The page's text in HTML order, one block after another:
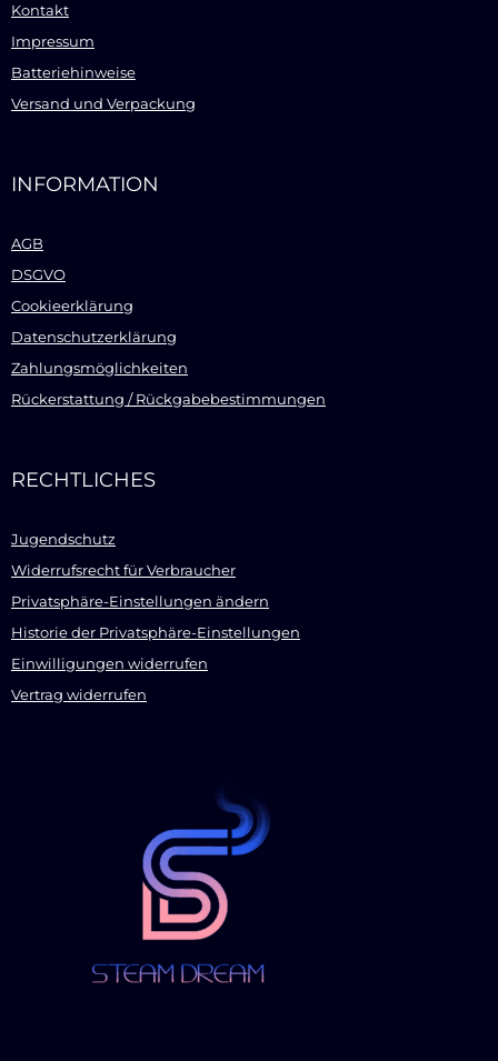
Kontakt
Impressum
Batteriehinweise
Versand und Verpackung
INFORMATION
AGB
DSGVO
Cookieerklärung
Datenschutzerklärung
Zahlungsmöglichkeiten
Rückerstattung / Rückgabebestimmungen
RECHTLICHES
Jugendschutz
Widerrufsrecht für Verbraucher
Privatsphäre-Einstellungen ändern
Historie der Privatsphäre-Einstellungen
Einwilligungen widerrufen
Vertrag widerrufen